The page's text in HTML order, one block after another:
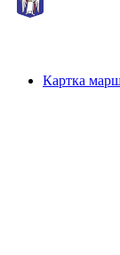
Картка